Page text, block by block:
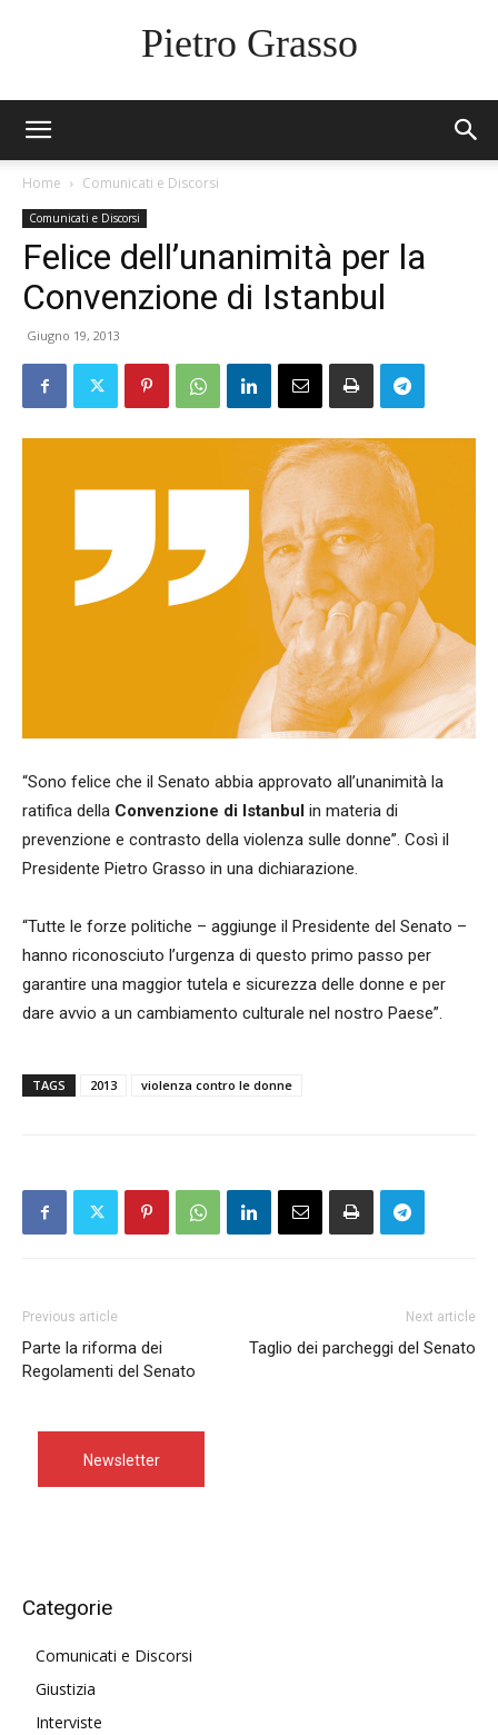
Pietro Grasso
Home Comunicati e Discorsi
Comunicati e Discorsi
Felice dell’unanimità per la
Convenzione di Istanbul
Giugno 19, 2013
“Sono felice che il Senato abbia approvato all’unanimità la
ratifica della Convenzione di Istanbul in materia di
prevenzione e contrasto della violenza sulle donne”. Così il
Presidente Pietro Grasso in una dichiarazione.
“Tutte le forze politiche – aggiunge il Presidente del Senato –
hanno riconosciuto l’urgenza di questo primo passo per
garantire una maggior tutela e sicurezza delle donne e per
dare avvio a un cambiamento culturale nel nostro Paese”.
TAGS 2013 violenza contro le donne
Previous article
Parte la riforma dei
Regolamenti del Senato
Next article
Taglio dei parcheggi del Senato
Newsletter
Categorie
Comunicati e Discorsi
Giustizia
Interviste